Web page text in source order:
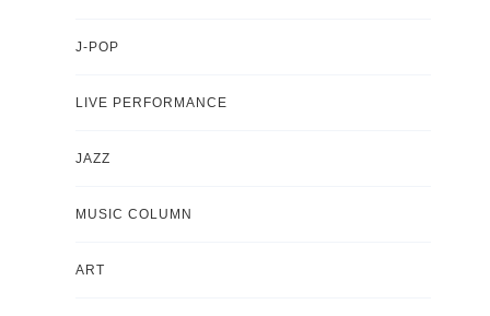
J-POP
LIVE PERFORMANCE
JAZZ
MUSIC COLUMN
ART